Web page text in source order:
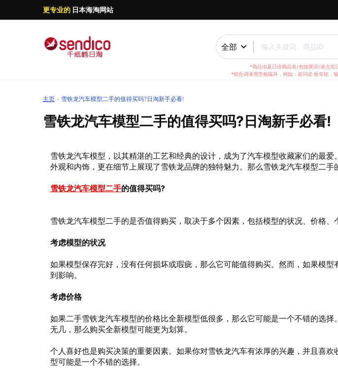
更专业的 日本海淘网站
全部 输入关键词、商品ID
*商品ID及日语商品名(包括英语)请点击
*组合词请用空格隔开，例如：喜玛诺 纺车轮，
主页 雪铁龙汽车模型二手的值得买吗?日淘新手必看!
雪铁龙汽车模型二手的值得买吗?日淘新手必看!
雪铁龙汽车模型，以其精湛的工艺和经典的设计，成为了汽车模型收藏家们的最
外观和内饰，更在细节上展现了雪铁龙品牌的独特魅力。那么雪铁龙汽车模型二手
雪铁龙汽车模型二手的值得买吗?
雪铁龙汽车模型二手的是否值得购买，取决于多个因素，包括模型的状况、价格、
考虑模型的状况
如果模型保存完好，没有任何损坏或瑕疵，那么它可能值得购买。然而，如果模
到影响。
考虑价格
如果二手雪铁龙汽车模型的价格比全新模型低很多，那么它可能是一个不错的选
无几，那么购买全新模型可能更为划算。
个人喜好也是购买决策的重要因素。如果你对雪铁龙汽车有浓厚的兴趣，并且喜
型可能是一个不错的选择。